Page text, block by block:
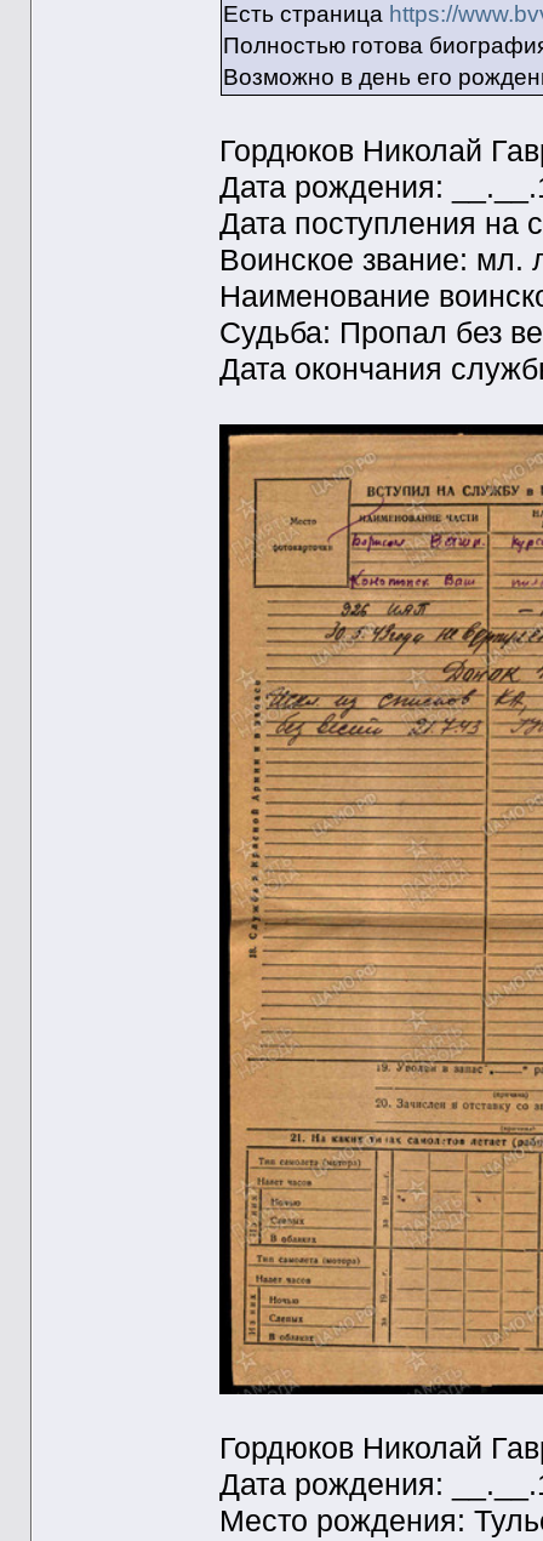
Есть страница https://
Полностью готова
Возможно в день его
Гордюков Николай
Дата рождения:
Дата поступления на
Воинское звание: мл.
Наименование
Судьба: Пропал без
Дата окончания
Гордюков Николай
Дата рождения:
Место рождения: